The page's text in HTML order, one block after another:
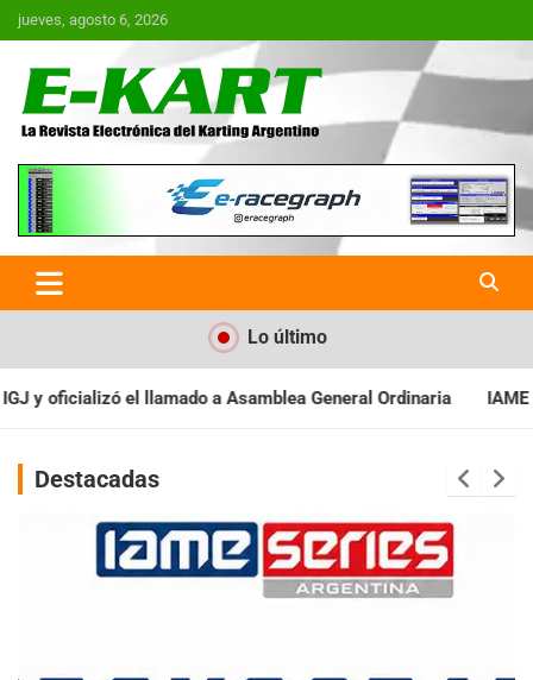
Saltar
al
jueves, agosto 6, 2026
E-Kart.com.ar | La Revista
Electrónica del Karting en
Argentina
Lo último
General Ordinaria IAME SERIES ARGENTINA:
Destacadas